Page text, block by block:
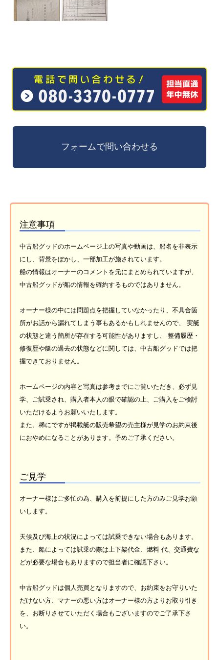
注意事項
中古船グッドのホームページ上の写真や動画は、船名を非表示
にし、背景をぼかし、一部加工が施されています。
船の情報はオーナーのコメントを元にまとめられていますが、
中古船グッドが船の情報を確約するものではありません。
オーナー様の中には問題点を把握していなかったり、不具合箇
所がお話から漏れてしまう事もあるかもしれませんので、 実艇
の状態と違う箇所が存在する可能性がありますし、 整備履歴・
修復歴や艇の過去の状態などに関しては、中古船グッドでは把
握できておりません。
ホームページの内容と写真は参考までにご覧いただき、必ず見
学、ご試乗され、購入者本人の眼で確認の上、ご購入をご検討
いただけるようお願いいたします。
また、稀にですが掲載艇の販売希望の売主様が見学のお約束後
におやめになることがあります。予めご了承ください。
ご見学
オーナー様はご多忙の為、購入を前提にした方のみご見学お願
いします。
天候及び海上の状況によっては試乗できない場合もあります。
また、船によっては試乗の際は上下架代金、燃料 代、交通費な
どが必要な場合もありますので担当者に確認下さい。
中古船グッドは個人売買となりますので、お約束をお守りいた
だけない方、マナーの悪い方はオーナー様の方よりお取り引き
を、お断りさせていただく場合もございますのでご了承下さ
い。